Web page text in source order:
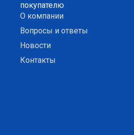
покупателю
О компании
Вопросы и ответы
Новости
Контакты